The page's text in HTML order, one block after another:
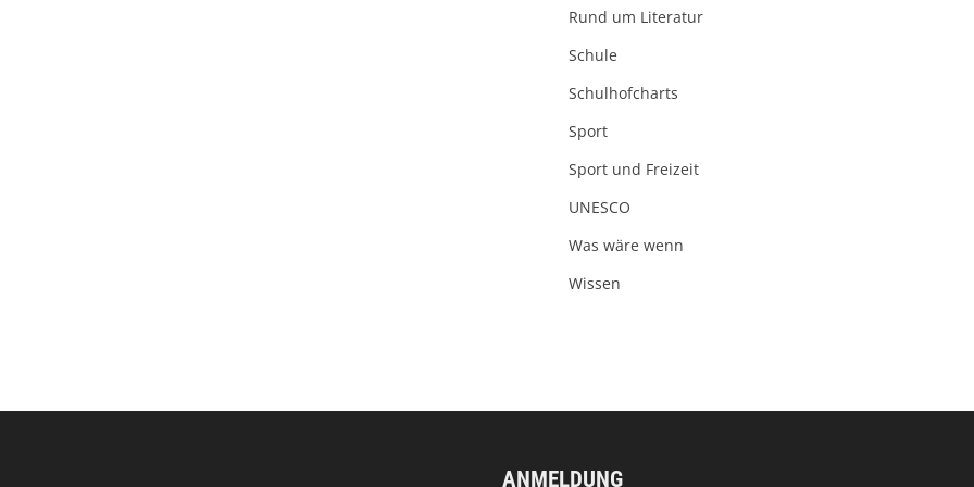
Rund um Literatur
Schule
Schulhofcharts
Sport
Sport und Freizeit
UNESCO
Was wäre wenn
Wissen
ANMELDUNG